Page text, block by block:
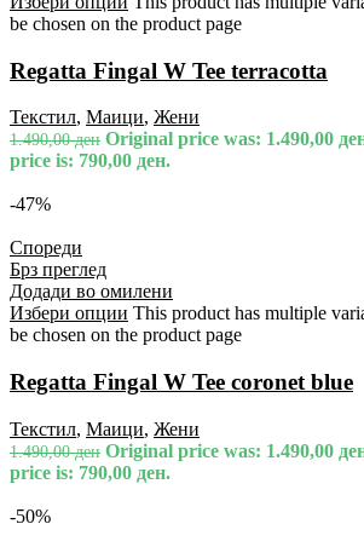
be chosen on the product page
Regatta Fingal W Tee terracotta
Текстил, Маици, Жени
1.490,00ден Original price was: 1.490,00
price is: 790,00 ден.
-47%
Спореди
Брз преглед
Додади во омилени
Избери опции This product has multiple
be chosen on the product page
Regatta Fingal W Tee coronet blue
Текстил, Маици, Жени
1.490,00ден Original price was: 1.490,00
price is: 790,00 ден.
-50%